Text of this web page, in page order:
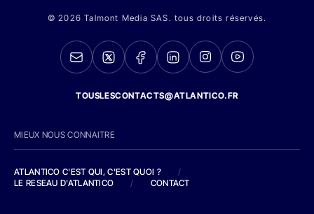
© 2026 Talmont Media SAS. tous droits réservés.
TOUSLESCONTACTS@ATLANTICO.FR
MIEUX NOUS CONNAITRE
ATLANTICO C'EST QUI, C'EST QUOI ?
/
LE RESEAU D'ATLANTICO
/ CONTACT